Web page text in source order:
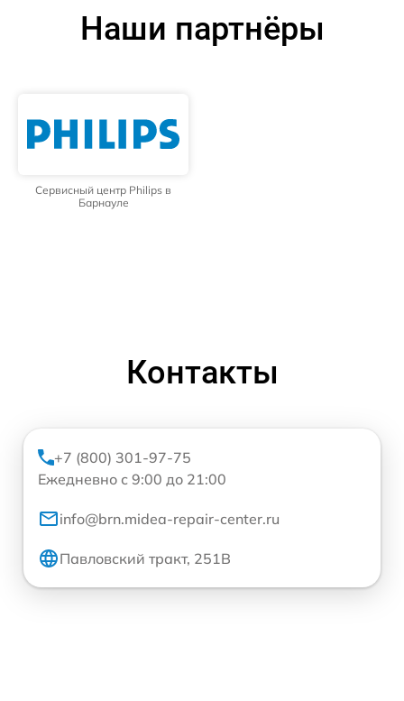
Наши партнёры
Сервисный центр Philips в
Барнауле
Контакты
+7 (800) 301-97-75
Ежедневно с 9:00 до 21:00
info@brn.midea-repair-center.ru
Павловский тракт, 251В